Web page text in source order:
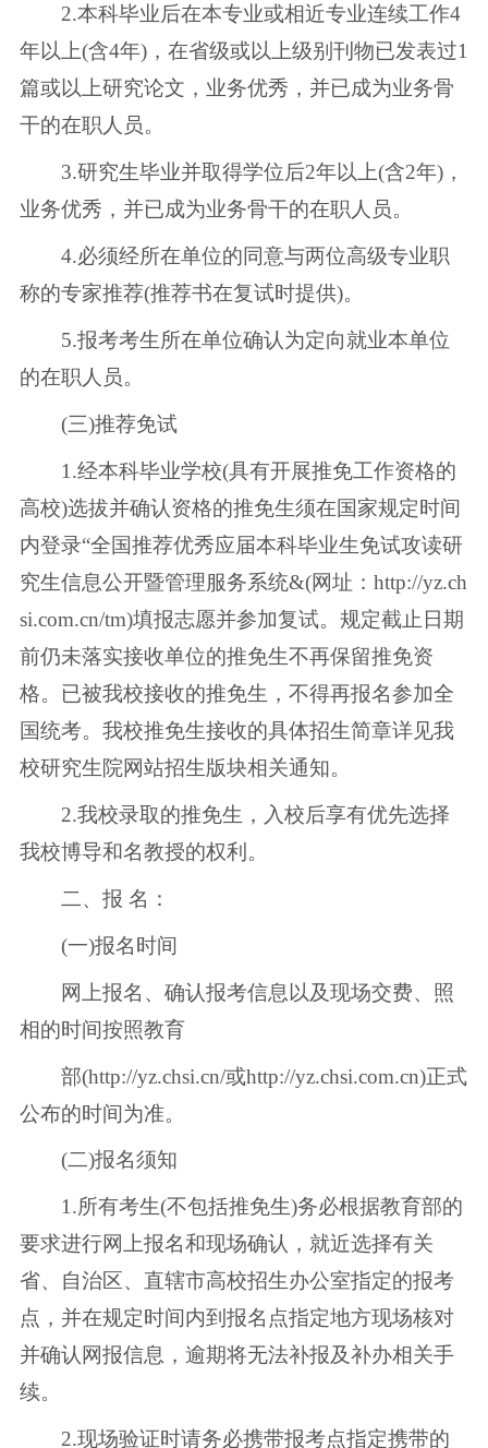
2.本科毕业后在本专业或相近专业连续工作4
年以上(含4年)，在省级或以上级别刊物已发表过1
篇或以上研究论文，业务优秀，并已成为业务骨
干的在职人员。
3.研究生毕业并取得学位后2年以上(含2年)，
业务优秀，并已成为业务骨干的在职人员。
4.必须经所在单位的同意与两位高级专业职
称的专家推荐(推荐书在复试时提供)。
5.报考考生所在单位确认为定向就业本单位
的在职人员。
(三)推荐免试
1.经本科毕业学校(具有开展推免工作资格的
高校)选拔并确认资格的推免生须在国家规定时间
内登录“全国推荐优秀应届本科毕业生免试攻读研
究生信息公开暨管理服务系统&(网址：http://yz.ch
si.com.cn/tm)填报志愿并参加复试。规定截止日期
前仍未落实接收单位的推免生不再保留推免资
格。已被我校接收的推免生，不得再报名参加全
国统考。我校推免生接收的具体招生简章详见我
校研究生院网站招生版块相关通知。
2.我校录取的推免生，入校后享有优先选择
我校博导和名教授的权利。
二、报 名：
(一)报名时间
网上报名、确认报考信息以及现场交费、照
相的时间按照教育
部(http://yz.chsi.cn/或http://yz.chsi.com.cn)正式
公布的时间为准。
(二)报名须知
1.所有考生(不包括推免生)务必根据教育部的
要求进行网上报名和现场确认，就近选择有关
省、自治区、直辖市高校招生办公室指定的报考
点，并在规定时间内到报名点指定地方现场核对
并确认网报信息，逾期将无法补报及补办相关手
续。
2.现场验证时请务必携带报考点指定携带的